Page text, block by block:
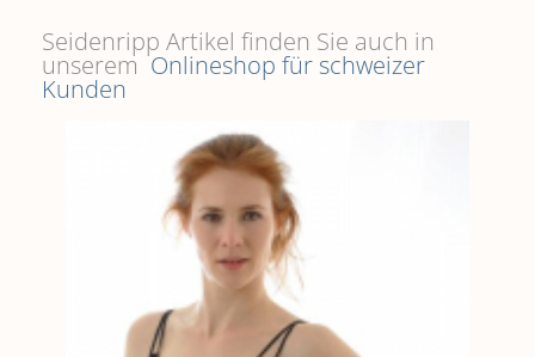
Seidenripp Artikel finden Sie auch in
unserem Onlineshop für schweizer
Kunden